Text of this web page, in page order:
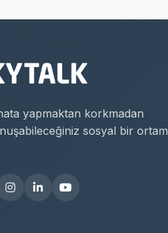
yapmaktan korkmadan
sosyal bir ortam